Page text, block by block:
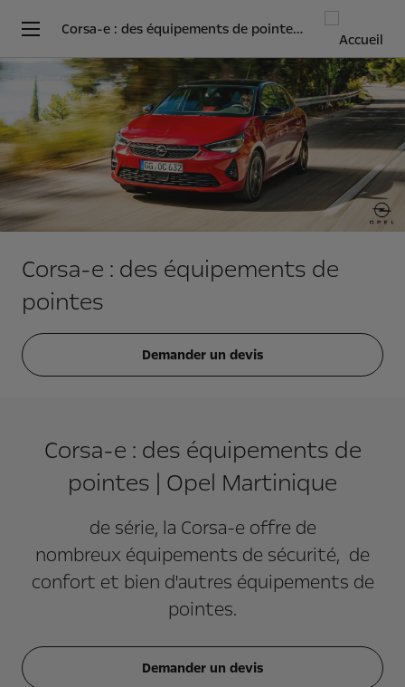
Corsa-e : des équipements de pointes | Opel Martinique
Corsa-e : des équipements de
pointes
Demander un devis
Corsa-e : des équipements de
pointes | Opel Martinique
de série, la Corsa-e offre de
nombreux équipements de sécurité, de
confort et bien d'autres équipements de
pointes.
Demander un devis